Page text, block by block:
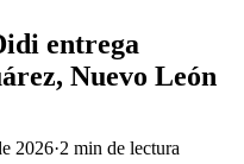
entrega
Nuevo León
2026·2 min de lectura